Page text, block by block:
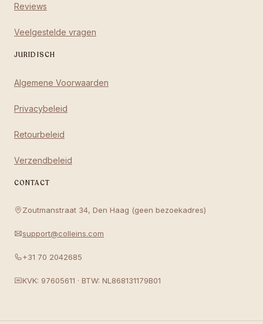
Reviews
Veelgestelde vragen
JURIDISCH
Algemene Voorwaarden
Privacybeleid
Retourbeleid
Verzendbeleid
CONTACT
Zoutmanstraat 34, Den Haag (geen bezoekadres)
support@colleins.com
+31 70 2042685
KVK: 97605611 · BTW: NL868131179B01